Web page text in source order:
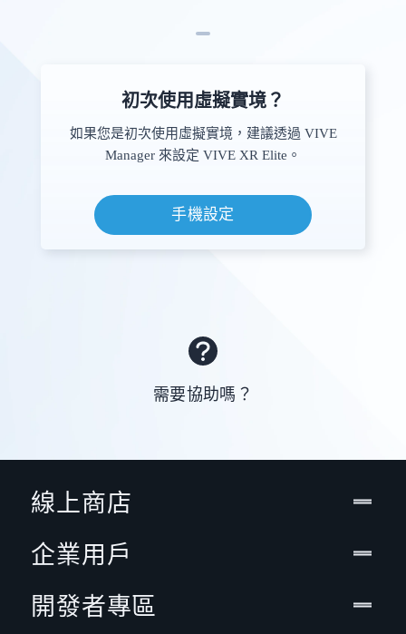
初次使用虛擬實境？
如果您是初次使用虛擬實境，建議透過 VIVE
Manager 來設定 VIVE XR Elite。
手機設定
需要協助嗎？
線上商店
企業用戶
開發者專區